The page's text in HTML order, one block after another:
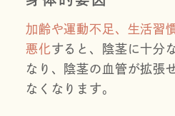
加齢や運動不足、生活習
悪化すると、陰茎に十分
なり、陰茎の血管が拡張
なくなります。